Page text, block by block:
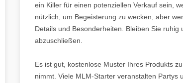
ein Killer für einen potenziellen Verkauf sein,
nützlich, um Begeisterung zu wecken, aber
Details und Besonderheiten. Bleiben Sie
abzuschließen.
Es ist gut, kostenlose Muster Ihres Produkts
nimmt. Viele MLM-Starter veranstalten